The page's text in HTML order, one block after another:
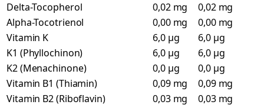
Delta-Tocopherol
0,02 mg
0,02 mg
Alpha-Tocotrienol
0,00 mg
0,00 mg
Vitamin K
6,0 µg
6,0 µg
K1 (Phyllochinon)
6,0 µg
6,0 µg
K2 (Menachinone)
0,0 µg
0,0 µg
Vitamin B1 (Thiamin)
0,09 mg
0,09 mg
Vitamin B2 (Riboflavin)
0,03 mg
0,03 mg